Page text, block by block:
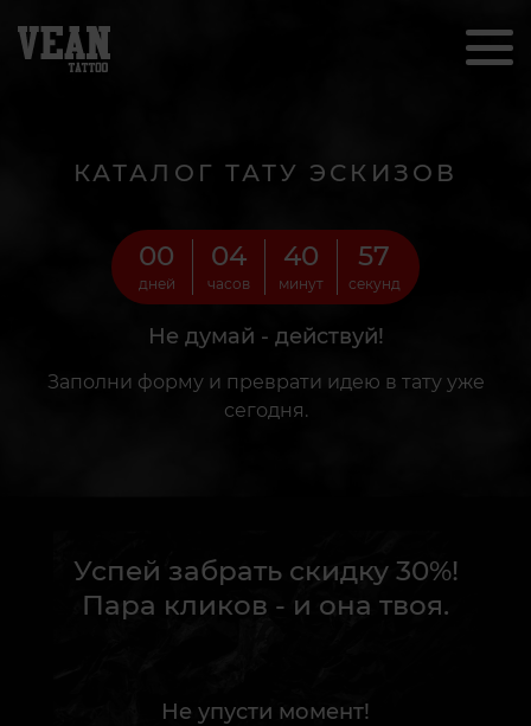
КАТАЛОГ ТАТУ ЭСКИЗОВ
00
дней
04
часов
40
минут
55
секунд
Не думай - действуй!
Заполни форму и преврати идею в тату уже
сегодня.
Успей забрать скидку 30%!
Пара кликов - и она твоя.
Не упусти момент!